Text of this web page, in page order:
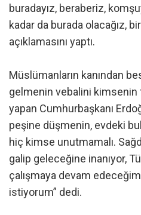
buradayız, beraberiz,
kadar da burada olacağız,
açıklamasını yaptı.
Müslümanların kanından
gelmenin vebalini kimsenin
yapan Cumhurbaşkanı
peşine düşmenin, evdeki
hiç kimse unutmamalı.
galip geleceğine inanıyor,
çalışmaya devam
istiyorum” dedi.